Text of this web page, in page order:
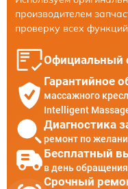
производителем
проверку всех
Официальный
Гарантийное
массажного
Intelligent
Диагностика
ремонт по
Бесплатный
в день обращения
Срочный